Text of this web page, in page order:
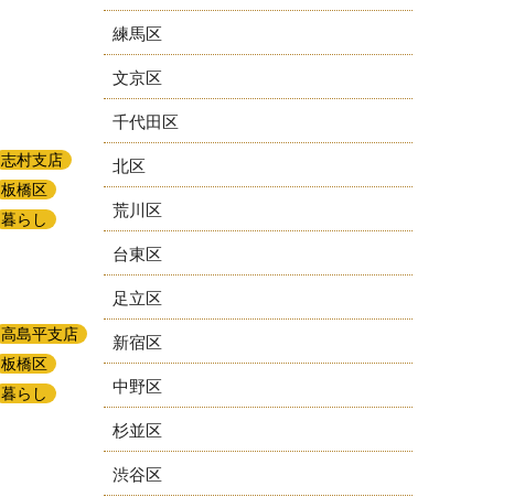
練馬区
文京区
千代田区
北区
荒川区
台東区
足立区
新宿区
中野区
杉並区
渋谷区
志村支店
板橋区
暮らし
高島平支店
板橋区
暮らし